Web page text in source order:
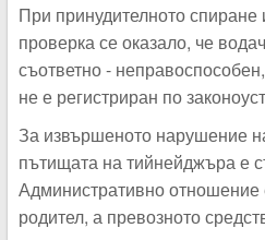
При принудителното спиране
проверка се оказало, че
съответно -
не е регистриран по
За извършеното нарушение
пътищата на тийнейджъра е
Административно отношение
родител, а превозното